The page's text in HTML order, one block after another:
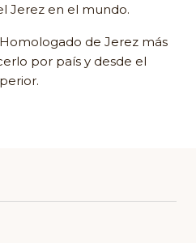
Jerez en el mundo.
de Jerez más
por país y desde el